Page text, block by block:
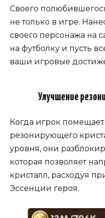
Своего
не только в игре.
своего персонажа на
на футболку и пусть
ваши игровые
Улучшение
Когда игрок
резонирующего
уровня, они
которая позволяет
кристалл, расходуя
Эссенции героя.